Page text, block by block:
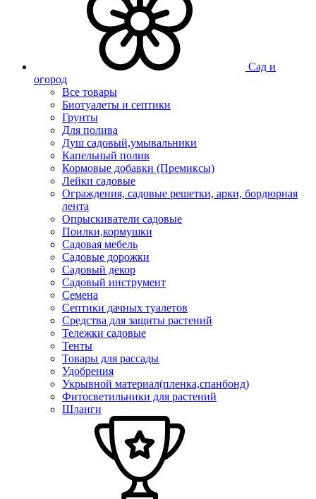
Сад и
огород
Все товары
Биотуалеты и септики
Грунты
Для полива
Душ садовый,умывальники
Капельный полив
Кормовые добавки (Премиксы)
Лейки садовые
Ограждения, садовые решетки, арки, бордюрная
лента
Опрыскиватели садовые
Поилки,кормушки
Садовая мебель
Садовые дорожки
Садовый декор
Садовый инструмент
Семена
Септики дачных туалетов
Средства для защиты растений
Тележки садовые
Тенты
Товары для рассады
Удобрения
Укрывной материал(пленка,спанбонд)
Фитосветильники для растений
Шланги